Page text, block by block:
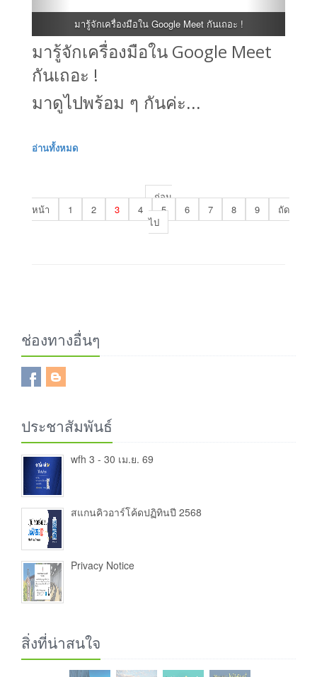
มารู้จักเครื่องมือใน Google Meet กันเถอะ !
มารู้จักเครื่องมือใน Google Meet
กันเถอะ !
มาดูไปพร้อม ๆ กันค่ะ...
อ่านทั้งหมด
ก่อน
หน้า
1 2 3 4 5 6 7 8 9
ถัด
ไป
ช่องทางอื่นๆ
ประชาสัมพันธ์
wfh 3 - 30 เม.ย. 69
สแกนคิวอาร์โค้ดปฏิทินปี 2568
Privacy Notice
สิ่งที่น่าสนใจ